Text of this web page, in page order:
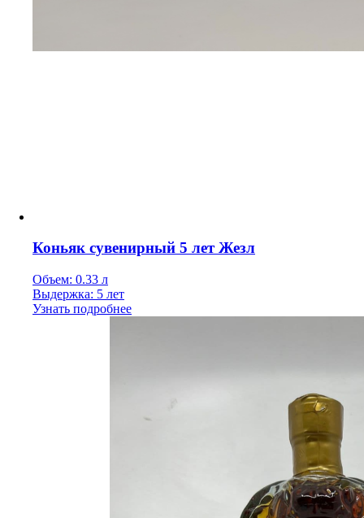
Коньяк сувенирный 5 лет Жезл
Объем: 0.33 л
Выдержка: 5 лет
Узнать подробнее